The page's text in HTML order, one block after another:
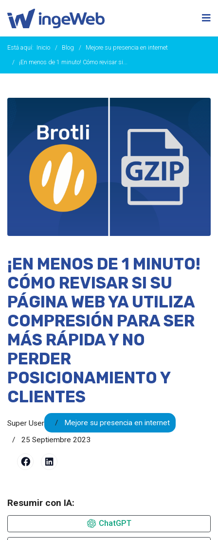
Está aquí: Inicio Blog
Mejore su presencia en internet
¡En menos de 1 minuto! Cómo revisar si...
¡EN MENOS DE 1 MINUTO!
CÓMO REVISAR SI SU
PÁGINA WEB YA UTILIZA
COMPRESIÓN PARA SER
MÁS RÁPIDA Y NO
PERDER
POSICIONAMIENTO Y
CLIENTES
Super User
Mejore su presencia en internet
25 Septiembre 2023
Resumir con IA:
ChatGPT